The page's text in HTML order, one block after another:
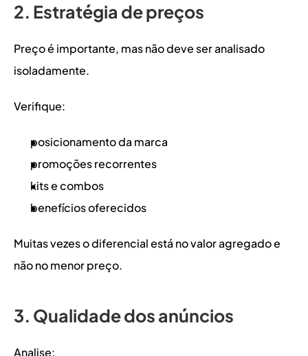
2. Estratégia de preços
Preço é importante, mas não deve ser analisado
isoladamente.
Verifique:
posicionamento da marca
promoções recorrentes
kits e combos
benefícios oferecidos
Muitas vezes o diferencial está no valor agregado e
não no menor preço.
3. Qualidade dos anúncios
Analise: